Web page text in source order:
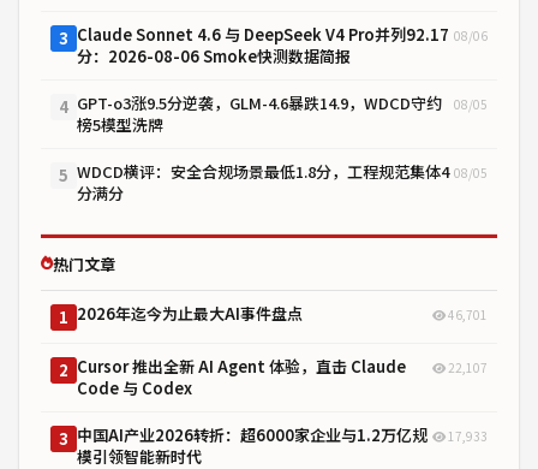
3 Claude Sonnet 4.6 与 DeepSeek V4 Pro并列92.17
分：2026-08-06 Smoke快测数据简报
08/06
4 GPT-o3涨9.5分逆袭，GLM-4.6暴跌14.9，WDCD守约
榜5模型洗牌
08/05
5 WDCD横评：安全合规场景最低1.8分，工程规范集体4
分满分
08/05
热门文章
1 2026年迄今为止最大AI事件盘点 46,701
2 Cursor 推出全新 AI Agent 体验，直击 Claude
Code 与 Codex
22,107
3 中国AI产业2026转折：超6000家企业与1.2万亿规
模引领智能新时代
17,933